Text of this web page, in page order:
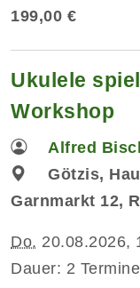
199,00 €
Ukulele
Workshop
Alfred
Götzis,
Garnmarkt 12,
Do. 20.08.2026,
Dauer: 2